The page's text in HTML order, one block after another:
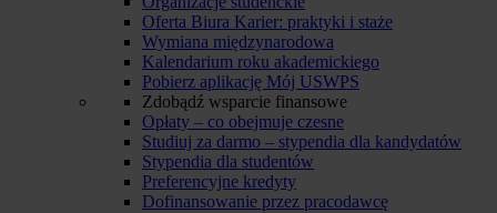
Oferta Biura Karier: praktyki i staże
Wymiana międzynarodowa
Kalendarium roku akademickiego
Pobierz aplikację Mój USWPS
Zdobądź wsparcie finansowe
Opłaty – co obejmuje czesne
Studiuj za darmo – stypendia dla kandydatów
Stypendia dla studentów
Preferencyjne kredyty
Dofinansowanie przez pracodawcę